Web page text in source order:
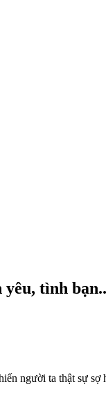
tình
người ta thật sự